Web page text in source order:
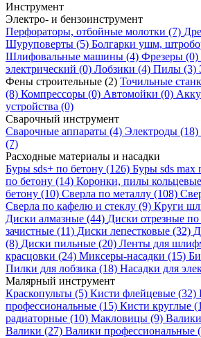
Инструмент
Электро- и бензоинструмент
Перфораторы, отбойные молотки (7)
Шуруповерты (5) Болгарки ушм,
Шлифовальные машины (4) Фрезеры (0)
электрический (0) Лобзики (4) Пилы (3)
Фены строительные (2) Точильные
(8) Компрессоры (0) Автомойки (0)
устройства (0)
Сварочный инструмент
Сварочные аппараты (4) Электроды (18)
(7)
Расходные материалы и насадки
Буры sds+ по бетону (126) Буры sds max
по бетону (14) Коронки, пилы кольцевые
бетону (10) Сверла по металлу (108)
Сверла по кафелю и стеклу (9) Круги
Диски алмазные (44) Диски отрезные по
зачистные (11) Диски лепестковые (32)
(8) Диски пильные (20) Ленты для
красцовки (24) Миксеры-насадки (15)
Пилки для лобзика (18) Насадки для
Малярный инструмент
Краскопульты (5) Кисти флейцевые (32)
профессиональные (15) Кисти круглые
радиаторные (10) Макловицы (9)
Валики (27) Валики профессиональные